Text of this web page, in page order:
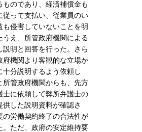
ものであり、経済補償金も
従って支払い、従業員のい
も侵害していないことを明
うえ、所管政府機関による
説明と回答を行った。さら
府機関より客観的な立場か
十分説明するよう依頼し
所管政府機関からも、先方
士に依頼して弊所弁護士の
供した説明資料が確認さ
の労働契約終了の合法性が
。ただ、政府の安定維持要